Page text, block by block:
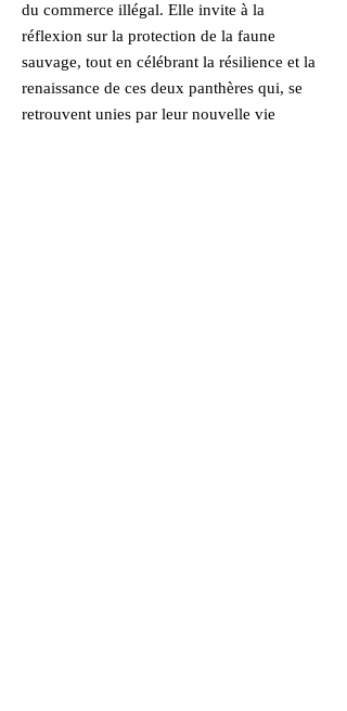
du commerce illégal. Elle invite à la
réflexion sur la protection de la faune
sauvage, tout en célébrant la résilience et la
renaissance de ces deux panthères qui, se
retrouvent unies par leur nouvelle vie